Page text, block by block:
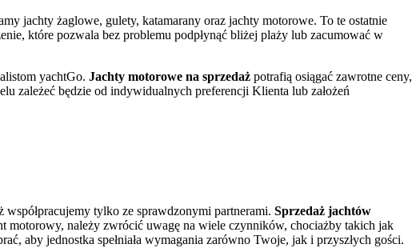
jachty żaglowe, gulety, katamarany oraz jachty motorowe. To te ostatnie
które pozwala bez problemu podpłynąć bliżej plaży lub zacumować w
yachtGo. Jachty motorowe na sprzedaż potrafią osiągać zawrotne ceny,
zależeć będzie od indywidualnych preferencji Klienta lub założeń
tylko ze sprawdzonymi partnerami. Sprzedaż jachtów
należy zwrócić uwagę na wiele czynników, chociażby takich jak
aby jednostka spełniała wymagania zarówno Twoje, jak i przyszłych gości.